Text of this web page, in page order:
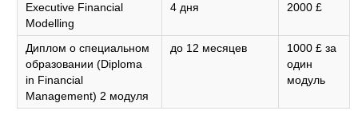
Executive Financial
Modelling
4 дня 2000 £
Диплом о специальном
образовании (Diploma
in Financial
Management) 2 модуля
до 12 месяцев
1000 £ за
один
модуль